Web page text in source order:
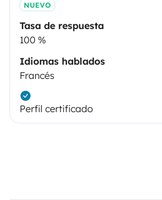
NUEVO
Tasa de respuesta
100 %
Idiomas hablados
Francés
Perfil certificado